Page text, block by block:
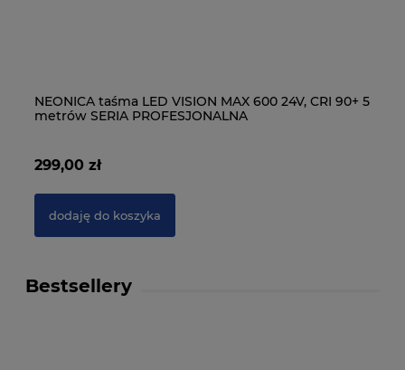
NEONICA taśma LED VISION MAX 600 24V, CRI 90+ 5
metrów SERIA PROFESJONALNA
299,00 zł
dodaję do koszyka
Bestsellery